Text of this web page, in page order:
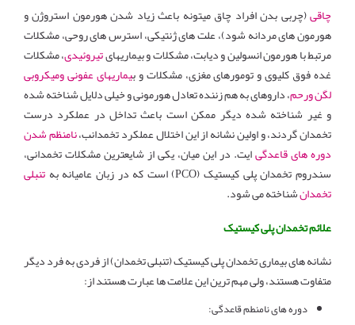
چاقی(چربی بدن افراد چاق میتونه باعث زیاد شدن هورمون استروژن و
هورمون های مردانه شود)، علت های ژنتیکی، استرس های روحی، مشکلات
مرتبط با هورمون انسولین و دیابت، مشکلات و بیماریهایتیروئیدی، مشکلات
غده فوق کلیوی و تومورهای مغزی، مشکلات و بیماریهای عفونی ومیکروبی
لگن ورحم، داروهای به هم زننده تعادل هورمونی و خیلی دلایل شناخته شده
و غیر شناخته شده دیگر ممکن است باعث تداخل در عملکرد درست
تخمدان گردند، و اولین نشانه از این اختلال عملکرد تخمدانب،نامنظم شدن
دوره های قاعدگیایت. در این میان، یکی از شایعترین مشکلات تخمدانی،
سندروم تخمدان پلی کیستیک (PCO) است که در زبان عامیانه به تنبلی
تخمدانشناخته می شود.
علائم تخمدان پلی کیستیک
نشانه های بیماری تخمدان پلی کیستیک (تنبلی تخمدان) از فردی به فرد دیگر
متفاوت هستند، ولی مهم ترین این علامت ها عبارت هستند از:
دوره های نامنطم قاعدگی: